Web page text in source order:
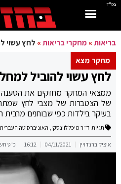
בס"ד
בריאות»מחקרי בריאות» לחץ עשוי
מחקר מצא
לחץ עשוי להוביל
ממצאי המחקר מחזקים את הטענה
של הצטברות של מצבי לחץ
בעיקר בילדות כפי שבוחנים מרבית
תגיות: ד"ר מיכל לוינסקי, האוניברסיטה העברית
איציק ברנדויין 04/11/2021
16:12 כ"ט